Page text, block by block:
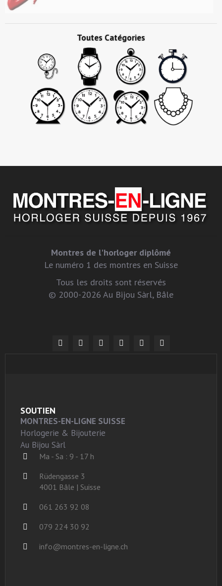
Toutes Catégories
Montres de l'horloger diplômé
Le numéro 1 des montres en Suisse
Tous les droits sont réservés
© 2000-2026 Au Bijou Sàrl, Bâle
SOUTIEN
MONTRES-EN-LIGNE SUISSE
Horlogerie & Bijouterie
Au Bijou Sàrl
Ma - Sa : 9 - 17 h
Rüdengasse 3
4001 Bâle | Suisse
061 263 92 08
079 224 30 92
info@montres-en-ligne.ch